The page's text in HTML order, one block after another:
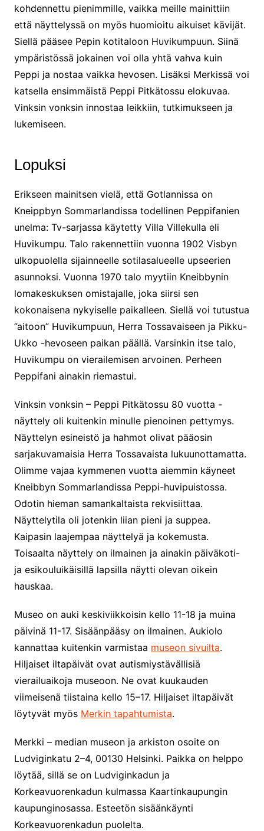
kohdennettu pienimmille, vaikka meille mainittiin
että näyttelyssä on myös huomioitu aikuiset kävijät.
Siellä pääsee Pepin kotitaloon Huvikumpuun. Siinä
ympäristössä jokainen voi olla yhtä vahva kuin
Peppi ja nostaa vaikka hevosen. Lisäksi Merkissä voi
katsella ensimmäistä Peppi Pitkätossu elokuvaa.
Vinksin vonksin innostaa leikkiin, tutkimukseen ja
lukemiseen.
Lopuksi
Erikseen mainitsen vielä, että Gotlannissa on
Kneippbyn Sommarlandissa todellinen Peppifanien
unelma: Tv-sarjassa käytetty Villa Villekulla eli
Huvikumpu. Talo rakennettiin vuonna 1902 Visbyn
ulkopuolella sijainneelle sotilasalueelle upseerien
asunnoksi. Vuonna 1970 talo myytiin Kneibbynin
lomakeskuksen omistajalle, joka siirsi sen
kokonaisena nykyiselle paikalleen. Siellä voi tutustua
”aitoon” Huvikumpuun, Herra Tossavaiseen ja Pikku-
Ukko -hevoseen paikan päällä. Varsinkin itse talo,
Huvikumpu on vierailemisen arvoinen. Perheen
Peppifani ainakin riemastui.
Vinksin vonksin – Peppi Pitkätossu 80 vuotta -
näyttely oli kuitenkin minulle pienoinen pettymys.
Näyttelyn esineistö ja hahmot olivat pääosin
sarjakuvamaisia Herra Tossavaista lukuunottamatta.
Olimme vajaa kymmenen vuotta aiemmin käyneet
Kneibbyn Sommarlandissa Peppi-huvipuistossa.
Odotin hieman samankaltaista rekvisiittaa.
Näyttelytila oli jotenkin liian pieni ja suppea.
Kaipasin laajempaa näyttelyä ja kokemusta.
Toisaalta näyttely on ilmainen ja ainakin päiväkoti-
ja esikouluikäisillä lapsilla näytti olevan oikein
hauskaa.
Museo on auki keskiviikkoisin kello 11-18 ja muina
päivinä 11-17. Sisäänpääsy on ilmainen. Aukiolo
kannattaa kuitenkin varmistaa museon sivuilta.
Hiljaiset iltapäivät ovat autismiystävällisiä
vierailuaikoja museoon. Ne ovat kuukauden
viimeisenä tiistaina kello 15–17. Hiljaiset iltapäivät
löytyvät myös Merkin tapahtumista.
Merkki – median museon ja arkiston osoite on
Ludviginkatu 2–4, 00130 Helsinki. Paikka on helppo
löytää, sillä se on Ludviginkadun ja
Korkeavuorenkadun kulmassa Kaartinkaupungin
kaupunginosassa. Esteetön sisäänkäynti
Korkeavuorenkadun puolelta.